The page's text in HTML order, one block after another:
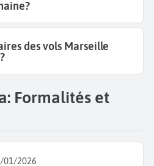
des vols Marseille
Formalités et
01/2026